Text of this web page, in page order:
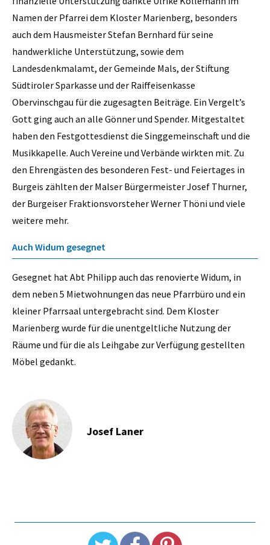
Namen der Pfarrei dem Kloster Marienberg, besonders
auch dem Hausmeister Stefan Bernhard für seine
handwerkliche Unterstützung, sowie dem
Landesdenkmalamt, der Gemeinde Mals, der Stiftung
Südtiroler Sparkasse und der Raiffeisenkasse
Obervinschgau für die zugesagten Beiträge. Ein Vergelt’s
Gott ging auch an alle Gönner und Spender. Mitgestaltet
haben den Festgottesdienst die Singgemeinschaft und die
Musikkapelle. Auch Vereine und Verbände wirkten mit. Zu
den Ehrengästen des besonderen Fest- und Feiertages in
Burgeis zählten der Malser Bürgermeister Josef Thurner,
der Burgeiser Fraktionsvorsteher Werner Thöni und viele
weitere mehr.
Auch Widum gesegnet
Gesegnet hat Abt Philipp auch das renovierte Widum, in
dem neben 5 Mietwohnungen das neue Pfarrbüro und ein
kleiner Pfarrsaal untergebracht sind. Dem Kloster
Marienberg wurde für die unentgeltliche Nutzung der
Räume und für die als Leihgabe zur Verfügung gestellten
Möbel gedankt.
Josef Laner